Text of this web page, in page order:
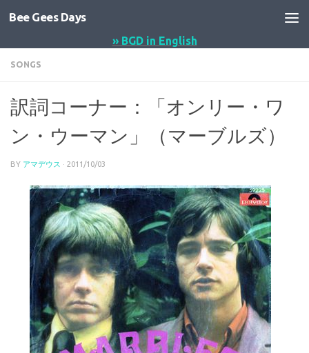
コンテンツへスキップ
Bee Gees Days
» BGD in English
SONGS
訳詞コーナー：「オンリー・ワ
ン・ウーマン」（マーブルズ）
BY アマデウス · 2011/10/03